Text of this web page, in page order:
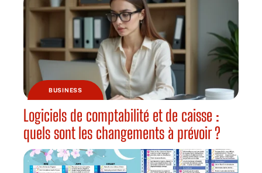
BUSINESS
Logiciels de comptabilité et de caisse :
quels sont les changements à prévoir ?